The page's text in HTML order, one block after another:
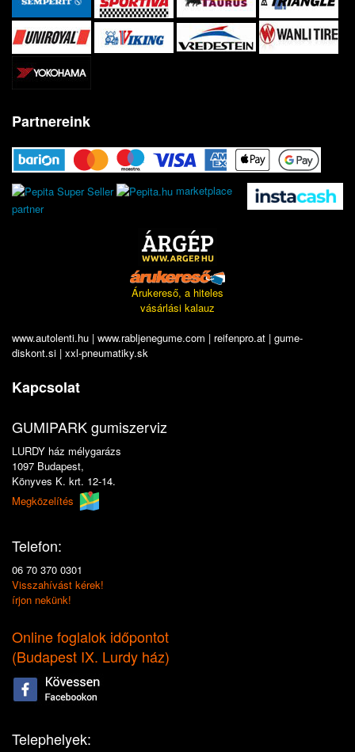
Partnereink
marketplace
partner
Árukereső, a hiteles
vásárlási kalauz
www.autolenti.hu | www.rabljenegume.com | reifenpro.at | gume-
diskont.si | xxl-pneumatiky.sk
Kapcsolat
GUMIPARK gumiszerviz
LURDY ház mélygarázs
1097 Budapest,
Könyves K. krt. 12-14.
Megközelítés
Telefon:
06 70 370 0301
Visszahívást kérek!
írjon nekünk!
Online foglalok időpontot
(Budapest IX. Lurdy ház)
Telephelyek: